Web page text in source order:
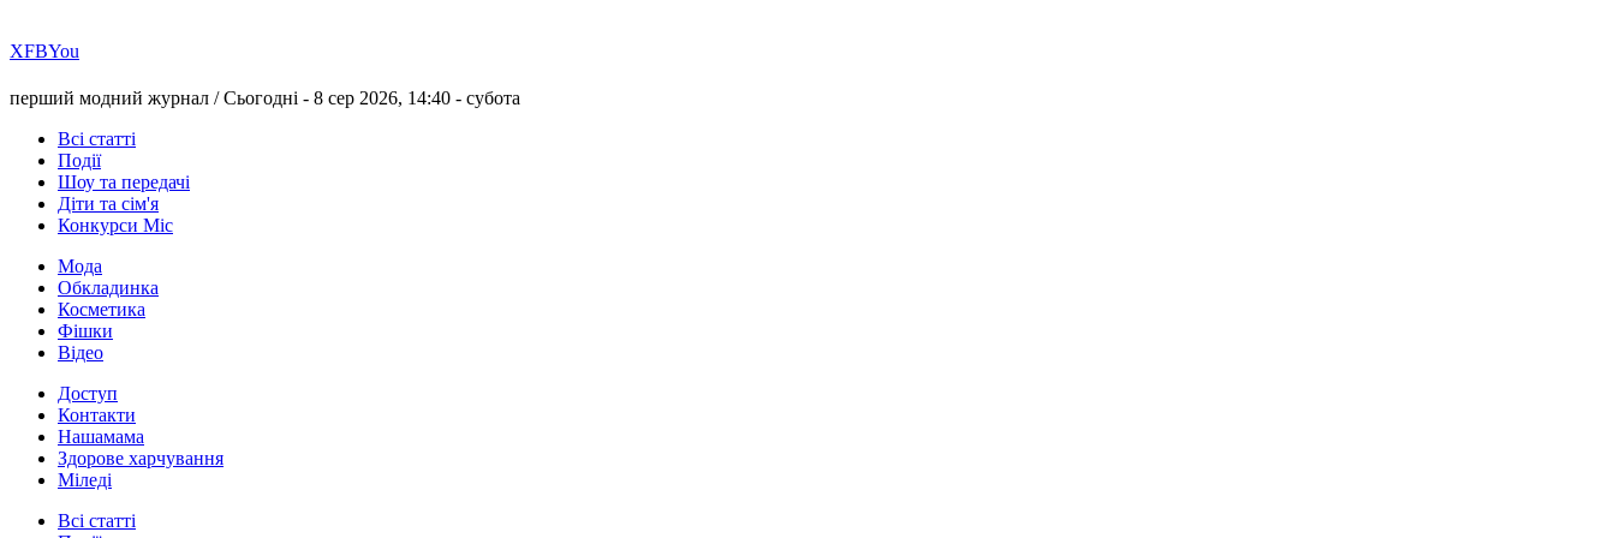
ХFBYou
перший модний журнал /Сьогодні - 8 сер 2026, 14:40 - субота
Всі статті
Події
Шоу та передачі
Діти та сім'я
Конкурси Міс
Мода
Обкладинка
Косметика
Фішки
Відео
Доступ
Контакти
Нашамама
Здорове харчування
Міледі
Всі статті